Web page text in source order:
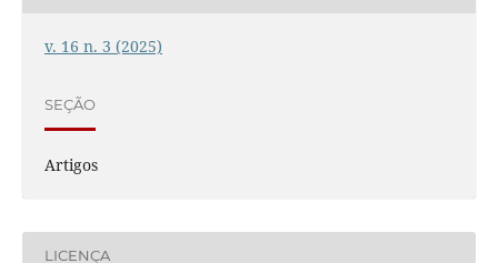
v. 16 n. 3 (2025)
SEÇÃO
Artigos
LICENÇA